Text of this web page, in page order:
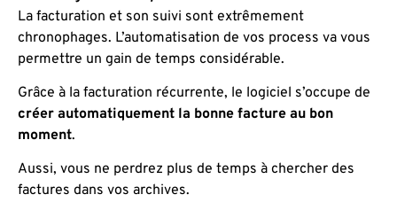
La facturation et son suivi sont extrêmement
chronophages. L’automatisation de vos process va vous
permettre un gain de temps considérable.
Grâce à la facturation récurrente, le logiciel s’occupe de
créer automatiquement la bonne facture au bon
moment.
Aussi, vous ne perdrez plus de temps à chercher des
factures dans vos archives.